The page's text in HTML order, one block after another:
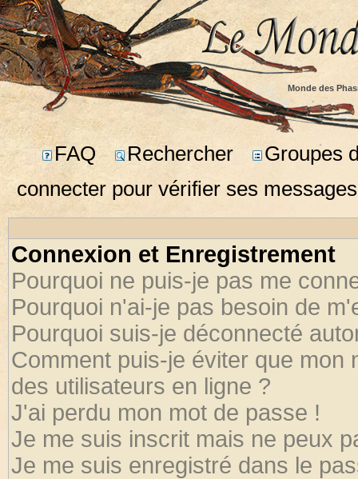
Monde des
FAQ Rechercher
Groupes
connecter pour vérifier ses
Connexion et Enregistrement
Pourquoi ne puis-je pas me
Pourquoi n'ai-je pas besoin de
Pourquoi suis-je déconnecté
Comment puis-je éviter que mon
des utilisateurs en ligne ?
J'ai perdu mon mot de passe !
Je me suis inscrit mais ne peux
Je me suis enregistré dans le